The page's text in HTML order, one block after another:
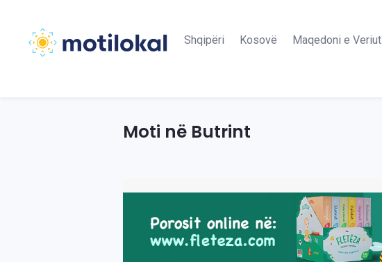
Shqipëri Kosovë Maqedoni e Veriut
Moti në Butrint